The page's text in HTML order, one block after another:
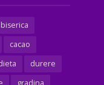
biserica
cacao
durere